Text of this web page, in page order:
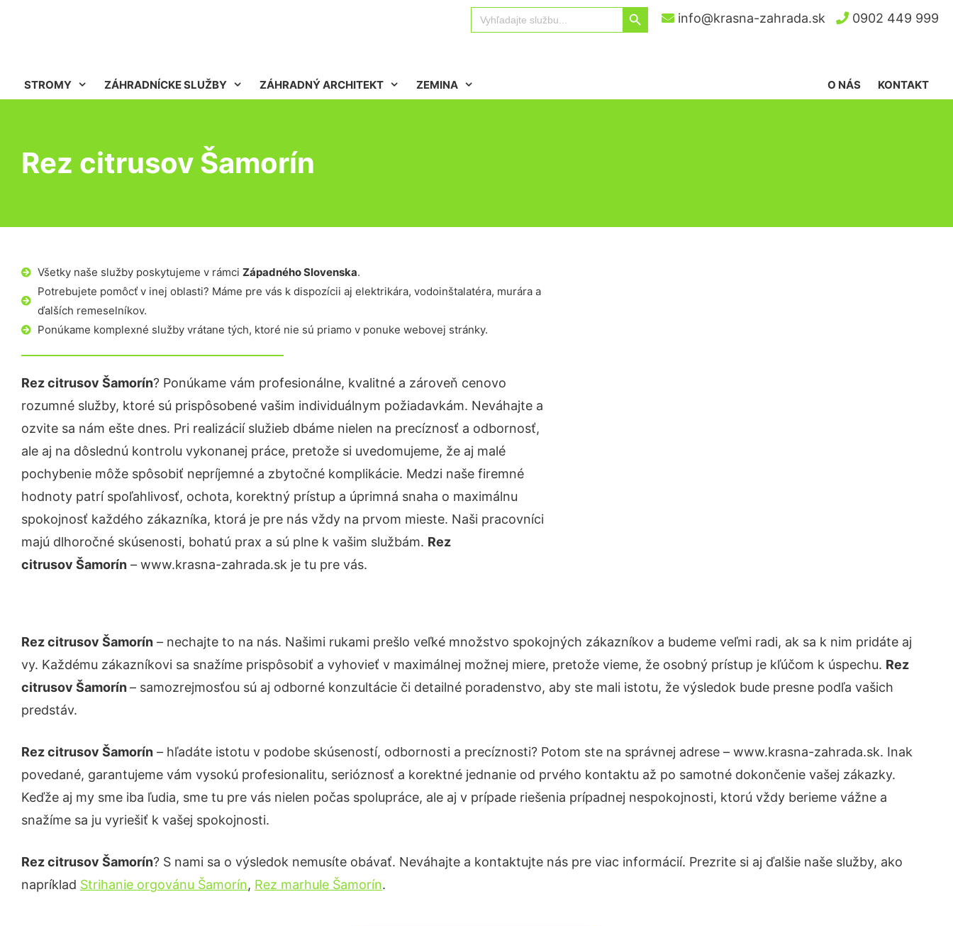
Search
for:
Search Button
info@krasna-zahrada.sk 0902 449 999
STROMY ZÁHRADNÍCKE SLUŽBY ZÁHRADNÝ ARCHITEKT ZEMINA KONTAKT
O NÁS
Rez citrusov Šamorín
Všetky naše služby poskytujeme v rámci Západného Slovenska.
Potrebujete pomôcť v inej oblasti? Máme pre vás k dispozícii aj elektrikára, vodoinštalatéra, murára a
ďalších remeselníkov.
Ponúkame komplexné služby vrátane tých, ktoré nie sú priamo v ponuke webovej stránky.
Rez citrusov Šamorín? Ponúkame vám profesionálne, kvalitné a zároveň cenovo
rozumné služby, ktoré sú prispôsobené vašim individuálnym požiadavkám. Neváhajte a
ozvite sa nám ešte dnes. Pri realizácií služieb dbáme nielen na precíznosť a odbornosť,
ale aj na dôslednú kontrolu vykonanej práce, pretože si uvedomujeme, že aj malé
pochybenie môže spôsobiť nepríjemné a zbytočné komplikácie. Medzi naše firemné
hodnoty patrí spoľahlivosť, ochota, korektný prístup a úprimná snaha o maximálnu
spokojnosť každého zákazníka, ktorá je pre nás vždy na prvom mieste. Naši pracovníci
majú dlhoročné skúsenosti, bohatú prax a sú plne k vašim službám. Rez
citrusov Šamorín – www.krasna-zahrada.sk je tu pre vás.
Rez citrusov Šamorín – nechajte to na nás. Našimi rukami prešlo veľké množstvo spokojných zákazníkov a budeme veľmi radi, ak sa k nim pridáte aj
vy. Každému zákazníkovi sa snažíme prispôsobiť a vyhovieť v maximálnej možnej miere, pretože vieme, že osobný prístup je kľúčom k úspechu. Rez
citrusov Šamorín– samozrejmosťou sú aj odborné konzultácie či detailné poradenstvo, aby ste mali istotu, že výsledok bude presne podľa vašich
predstáv.
Rez citrusov Šamorín – hľadáte istotu v podobe skúseností, odbornosti a precíznosti? Potom ste na správnej adrese – www.krasna-zahrada.sk. Inak
povedané, garantujeme vám vysokú profesionalitu, serióznosť a korektné jednanie od prvého kontaktu až po samotné dokončenie vašej zákazky.
Keďže aj my sme iba ľudia, sme tu pre vás nielen počas spolupráce, ale aj v prípade riešenia prípadnej nespokojnosti, ktorú vždy berieme vážne a
snažíme sa ju vyriešiť k vašej spokojnosti.
Rez citrusov Šamorín? S nami sa o výsledok nemusíte obávať. Neváhajte a kontaktujte nás pre viac informácií. Prezrite si aj ďalšie naše služby, ako
napríklad Strihanie orgovánu Šamorín, Rez marhule Šamorín.